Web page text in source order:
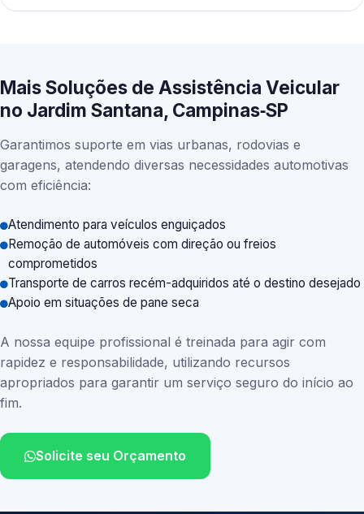
Mais Soluções de Assistência Veicular
no Jardim Santana, Campinas‑SP
Garantimos suporte em vias urbanas, rodovias e
garagens, atendendo diversas necessidades automotivas
com eficiência:
Atendimento para veículos enguiçados
Remoção de automóveis com direção ou freios
comprometidos
Transporte de carros recém-adquiridos até o destino desejado
Apoio em situações de pane seca
A nossa equipe profissional é treinada para agir com
rapidez e responsabilidade, utilizando recursos
apropriados para garantir um serviço seguro do início ao
fim.
Solicite seu Orçamento